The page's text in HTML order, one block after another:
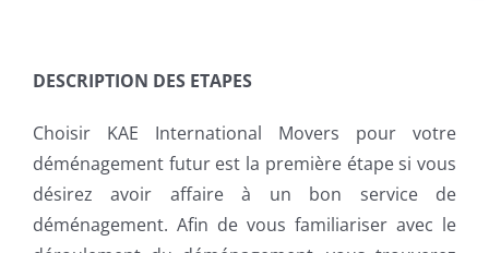
DESCRIPTION DES ETAPES
Choisir KAE International Movers pour votre
déménagement futur est la première étape si vous
désirez avoir affaire à un bon service de
déménagement. Afin de vous familiariser avec le